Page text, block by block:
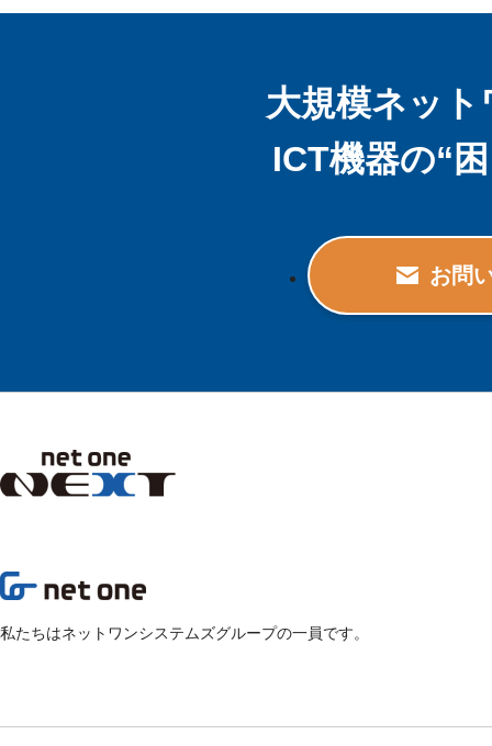
大規模ネッ
ICT機器の“
お問
私たちはネットワンシステムズグループの一員です。